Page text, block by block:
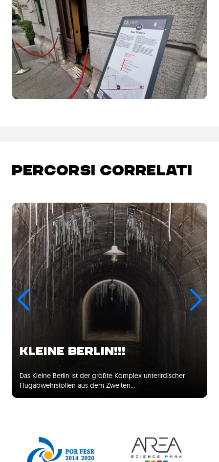
PERCORSI CORRELATI
KLEINE BERLIN!!!
Das Kleine Berlin ist der größte Komplex unterirdischer
Flugabwehrstollen aus dem Zweiten…